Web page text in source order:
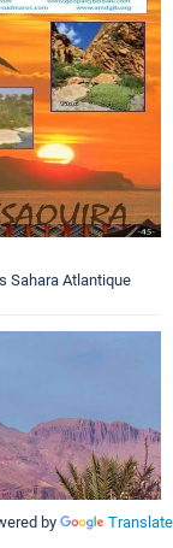
Sahara Atlantique
by Translate